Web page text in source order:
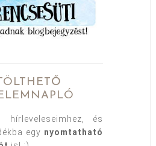
hírleveleseimhez, és
egy nyomtatható